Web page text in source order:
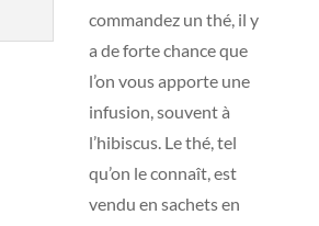
commandez un thé, il y
a de forte chance que
l’on vous apporte une
infusion, souvent à
l’hibiscus. Le thé, tel
qu’on le connaît, est
vendu en sachets en